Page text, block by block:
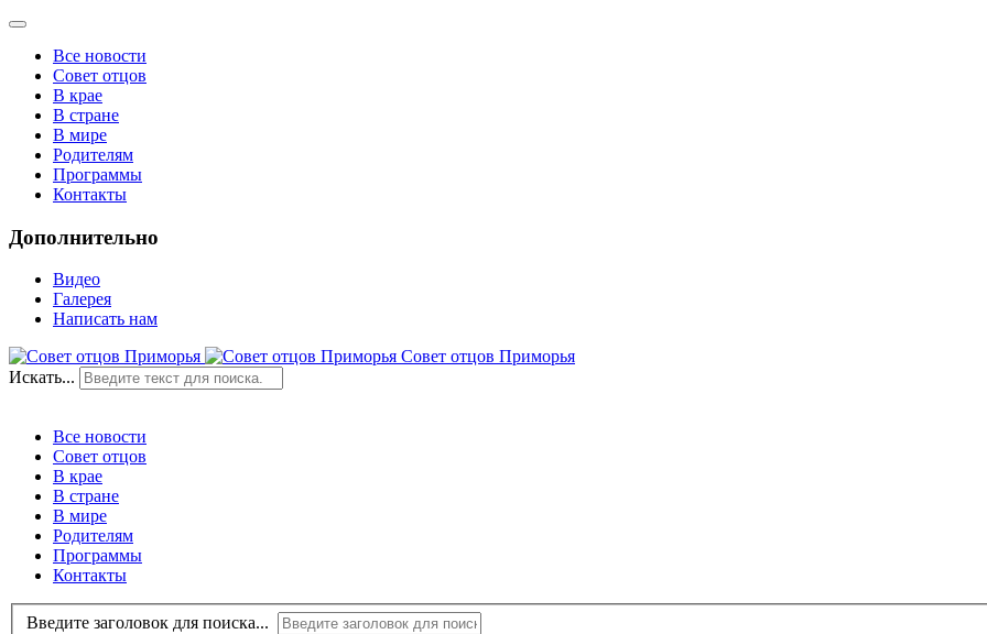
Все новости
Совет отцов
В крае
В стране
В мире
Родителям
Программы
Контакты
Дополнительно
Видео
Галерея
Написать нам
Совет отцов Приморья
Искать...
Все новости
Совет отцов
В крае
В стране
В мире
Родителям
Программы
Контакты
Введите заголовок для поиска...